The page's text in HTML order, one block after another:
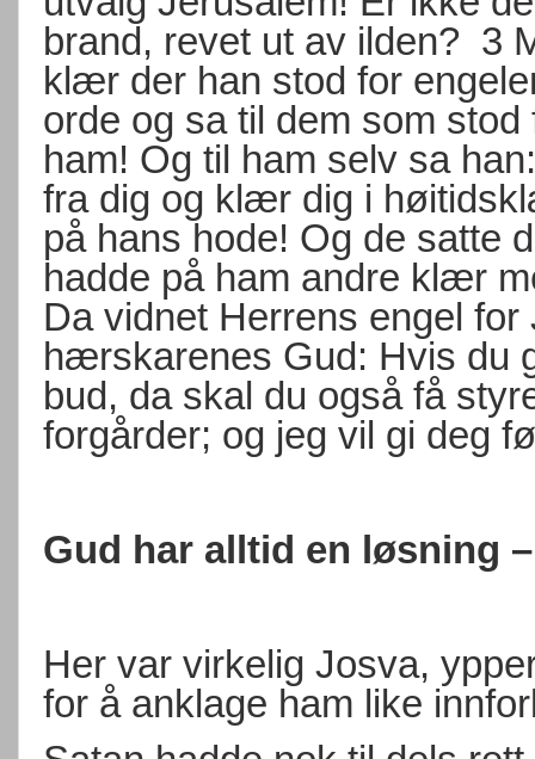
brand, revet ut av ilden? 3
klær der han stod for
orde og sa til dem som
ham! Og til ham selv sa
fra dig og klær dig i
på hans hode! Og de satte
hadde på ham andre klær
Da vidnet Herrens engel
hærskarenes Gud: Hvis du
bud, da skal du også få
forgårder; og jeg vil gi deg
Gud har alltid en løsning
Her var virkelig Josva,
for å anklage ham like